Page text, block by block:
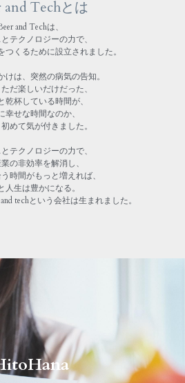
and Techとは
and Techは、
テクノロジーの力で、
つくるために設立されました。
けは、突然の病気の告知。
だ楽しいだけだった、
乾杯している時間が、
幸せな時間なのか、
めて気が付きました。
テクノロジーの力で、
の非効率を解消し、
時間がもっと増えれば、
人生は豊かになる。
techという会社は生まれました。